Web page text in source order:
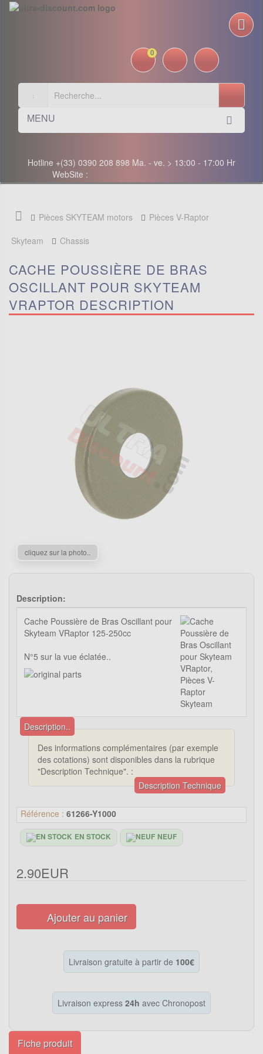
0
MENU
Hotline +(33) 0390 208 898 Ma. - ve. > 13:00 - 17:00 Hr
WebSite :
Pièces SKYTEAM motors
Pièces V-Raptor
Skyteam
Chassis
CACHE POUSSIÈRE DE BRAS
OSCILLANT POUR SKYTEAM
VRAPTOR DESCRIPTION
cliquez sur la photo..
Description:
Cache Poussière de Bras Oscillant pour
Skyteam VRaptor 125-250cc
N°5 sur la vue éclatée..
Description..
Des informations complémentaires (par exemple
des cotations) sont disponibles dans la rubrique
"Description Technique". :
Description Technique
Référence : 61266-Y1000
EN STOCK NEUF
2.90EUR
Ajouter au panier
Livraison gratuite à partir de 100€
Livraison express 24h avec Chronopost
Fiche produit